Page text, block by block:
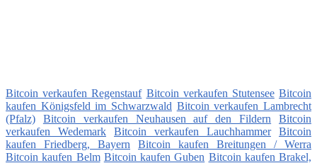
Bitcoin verkaufen Regenstauf Bitcoin verkaufen Stutensee Bitcoin
kaufen Königsfeld im Schwarzwald Bitcoin verkaufen Lambrecht
(Pfalz)
Bitcoin verkaufen Neuhausen auf den Fildern
Bitcoin
verkaufen Wedemark
Bitcoin verkaufen Lauchhammer
Bitcoin
kaufen Friedberg, Bayern
Bitcoin kaufen Breitungen / Werra
Bitcoin kaufen Belm Bitcoin kaufen Guben Bitcoin kaufen Brakel,